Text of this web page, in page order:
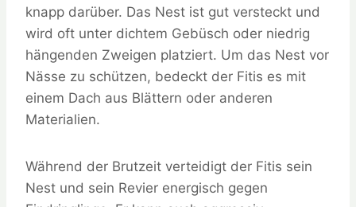
knapp darüber. Das Nest ist gut versteckt und
wird oft unter dichtem Gebüsch oder niedrig
hängenden Zweigen platziert. Um das Nest vor
Nässe zu schützen, bedeckt der Fitis es mit
einem Dach aus Blättern oder anderen
Materialien.
Während der Brutzeit verteidigt der Fitis sein
Nest und sein Revier energisch gegen